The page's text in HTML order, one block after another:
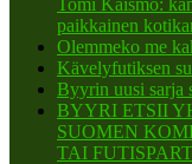
paikkainen
Olemmeko me
Kävelyfutiksen
Byyrin uusi sarja
BYYRI ETSII
SUOMEN
TAI